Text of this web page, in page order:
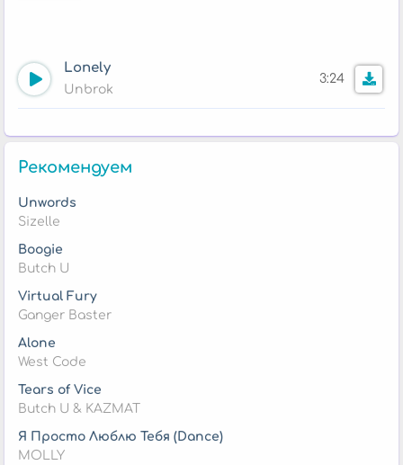
Lonely
Unbrok
3:24
Рекомендуем
Unwords
Sizelle
Boogie
Butch U
Virtual Fury
Ganger Baster
Alone
West Code
Tears of Vice
Butch U & KAZMAT
Я Просто Люблю Тебя (Dance)
MOLLY